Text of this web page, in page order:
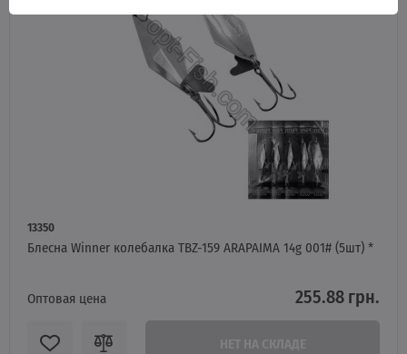
13350
Блесна Winner колебалка TBZ-159 ARAPAIMA 14g 001# (5шт) *
Оптовая цена 255.88 грн.